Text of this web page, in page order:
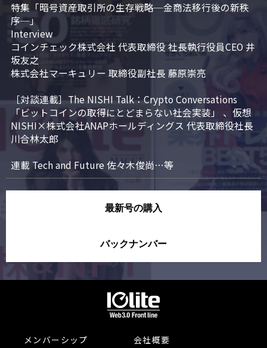
特集「暗号資産取引所の生存戦略─金商法移行後の新秩
序─」
Interview
コインチェック株式会社 代表取締役 社長執行役員CEO 井
坂友之
株式会社マーキュリー 取締役副社長 藤原崇亮
［対談連載］The NISHI Talk：Crypto Conversations
「ビットコインの取得にとどまらない社会実装」 、仮想
NISHI×株式会社ANAPホールディングス 代表取締役社長
川合林太郎
連載 Tech and Future 佐々木俊尚…等
最新号の購入
バックナンバー
メンバーシップ
会社概要